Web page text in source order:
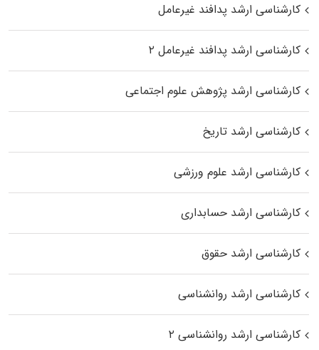
کارشناسی ارشد پدافند غیرعامل
کارشناسی ارشد پدافند غیرعامل ۲
کارشناسی ارشد پژوهش علوم اجتماعی
کارشناسی ارشد تاریخ
کارشناسی ارشد علوم ورزشی
کارشناسی ارشد حسابداری
کارشناسی ارشد حقوق
کارشناسی ارشد روانشناسی
کارشناسی ارشد روانشناسی ۲